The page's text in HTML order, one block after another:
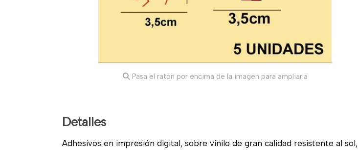
Pasa el ratón por encima de la imagen para ampliarla
Detalles
Adhesivos en impresión digital, sobre vinilo de gran calidad resistente al sol,